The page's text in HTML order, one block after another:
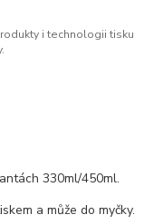
i technologii tisku
330ml/450ml.
a může do myčky.